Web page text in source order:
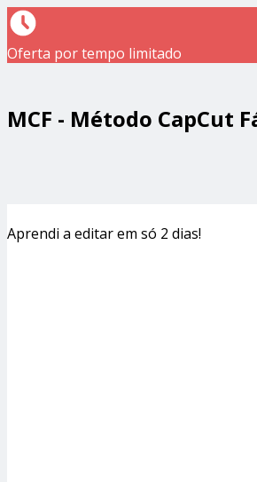
Oferta por tempo limitado
MCF - Método CapCut
Aprendi a editar em só 2 dias!